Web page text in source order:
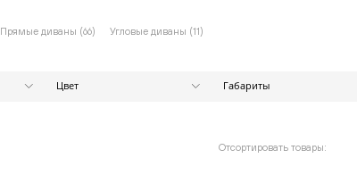
Прямые диваны (66) Угловые диваны (11)
Цвет
Габариты
от
Отсортировать товары: